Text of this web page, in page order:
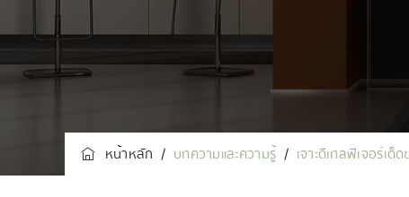
หน้าหลัก / บทความและความรู้ / เจาะดีเทลฟีเจอร์เด็